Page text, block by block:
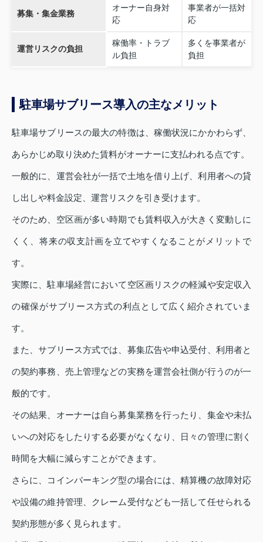
募集・集金業務
オーナー自身対
応
事業者が一括対
応
運営リスクの負担
稼働率・トラブ
ル負担
多くを事業者が
負担
駐車場サブリース導入の主なメリット
駐車場サブリースの最大の特徴は、稼働状況にかかわらず、
あらかじめ取り決めた賃料がオーナーに支払われる点です。
一般的に、運営会社が一括で土地を借り上げ、利用者への貸
し出しや料金設定、運営リスクを引き受けます。
そのため、空区画が多い時期でも賃料収入が大きく変動しに
くく、将来の収支計画を立てやすくなることがメリットで
す。
実際に、駐車場経営において空区画リスクの軽減や安定収入
の確保がサブリース方式の利点として広く紹介されていま
す。
また、サブリース方式では、募集広告や申込受付、利用者と
の契約事務、売上管理などの実務を運営会社側が行うのが一
般的です。
その結果、オーナーは自ら募集業務を行ったり、集金や未払
いへの対応をしたりする必要がなくなり、日々の管理に割く
時間を大幅に減らすことができます。
さらに、コインパーキング型の場合には、精算機の故障対応
や設備の維持管理、クレーム受付なども一括して任せられる
契約形態が多く見られます。